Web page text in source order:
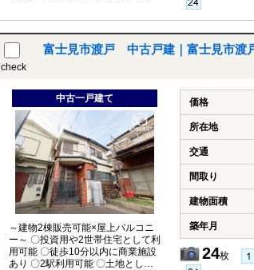
check
富士見市渡戸 中古戸建｜富士見市渡
中古一戸建て
～建物2棟販売可能×屋上バルコニ
ー～ 〇投資用や2世帯住宅として利
用可能 〇徒歩10分以内に商業施設
あり 〇2駅利用可能 〇土地として
価格
所在地
交通
間取り
建物面積
築年月
24枚